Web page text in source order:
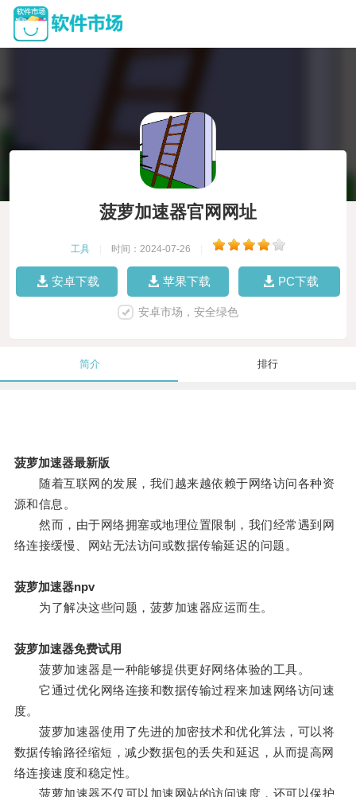
菠萝加速器官网网址
工具 时间：2024-07-26
安卓下载 苹果下载 PC下载
安卓市场，安全绿色
简介 排行
菠萝加速器最新版
随着互联网的发展，我们越来越依赖于网络访问各种资
源和信息。
然而，由于网络拥塞或地理位置限制，我们经常遇到网
络连接缓慢、网站无法访问或数据传输延迟的问题。
菠萝加速器npv
为了解决这些问题，菠萝加速器应运而生。
菠萝加速器免费试用
菠萝加速器是一种能够提供更好网络体验的工具。
它通过优化网络连接和数据传输过程来加速网络访问速
度。
菠萝加速器使用了先进的加密技术和优化算法，可以将
数据传输路径缩短，减少数据包的丢失和延迟，从而提高网
络连接速度和稳定性。
菠萝加速器不仅可以加速网站的访问速度，还可以保护